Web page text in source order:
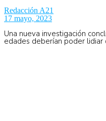
Redacción A21
17 mayo, 2023
Una nueva investigación
edades deberían poder lidiar